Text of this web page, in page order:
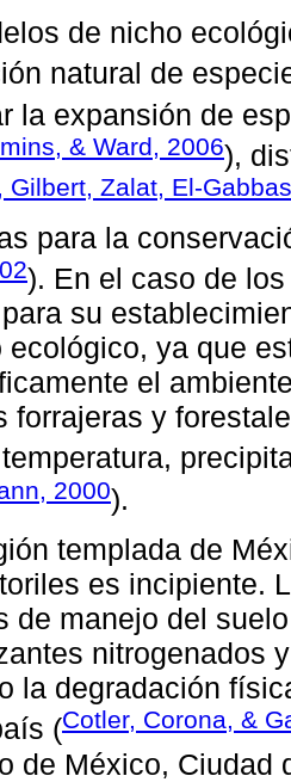
de nicho
natural de
la expansión de
& Ward, 2006),
Gilbert, Zalat, El-
para la
). En el caso de
su
ecológico, ya que
el
forrajeras y
2000).
templada de
es incipiente.
de manejo del
nitrogenados
la degradación
(Cotler, Corona, &
de México, Ciudad